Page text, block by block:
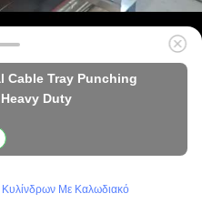
Cable Tray Punching
Duty
Με Καλωδιακό